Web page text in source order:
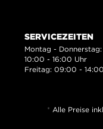
SERVICEZEITEN
Montag - Donnerstag:
10:00 - 16:00 Uhr
Freitag: 09:00 -
* Alle Preise